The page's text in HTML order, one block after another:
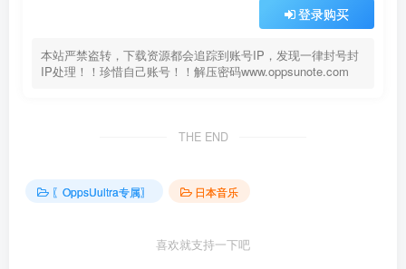
登录购买
本站严禁盗转，下载资源都会追踪到账号IP，发现一律封号封
IP处理！！珍惜自己账号！！解压密码www.oppsunote.com
THE END
〖OppsUultra专属〗 日本音乐
喜欢就支持一下吧